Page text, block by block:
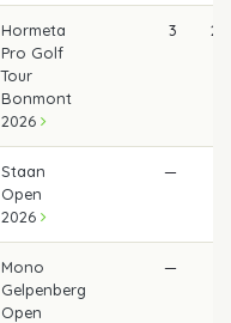
Hormeta
Pro Golf
Tour
Bonmont
2026
3
Staan
Open
2026
—
Mono
Gelpenberg
Open
—